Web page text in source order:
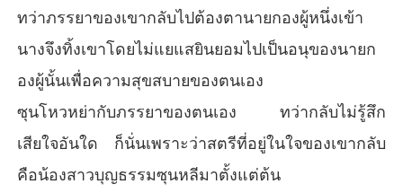
ทว่าภรรยาของเขากลับไปต้องตานายกองผู้หนึ่งเข้า
นางจึงทิ้งเขาโดยไม่แยแสยินยอมไปเป็นอนุของนายก
องผู้นั้นเพื่อความสุขสบายของตนเอง
ซุนโหวหย่ากับภรรยาของตนเอง ทว่ากลับไม่รู้สึก
เสียใจอันใด ก็นั่นเพราะว่าสตรีที่อยู่ในใจของเขากลับ
คือน้องสาวบุญธรรมซุนหลีมาตั้งแต่ต้น